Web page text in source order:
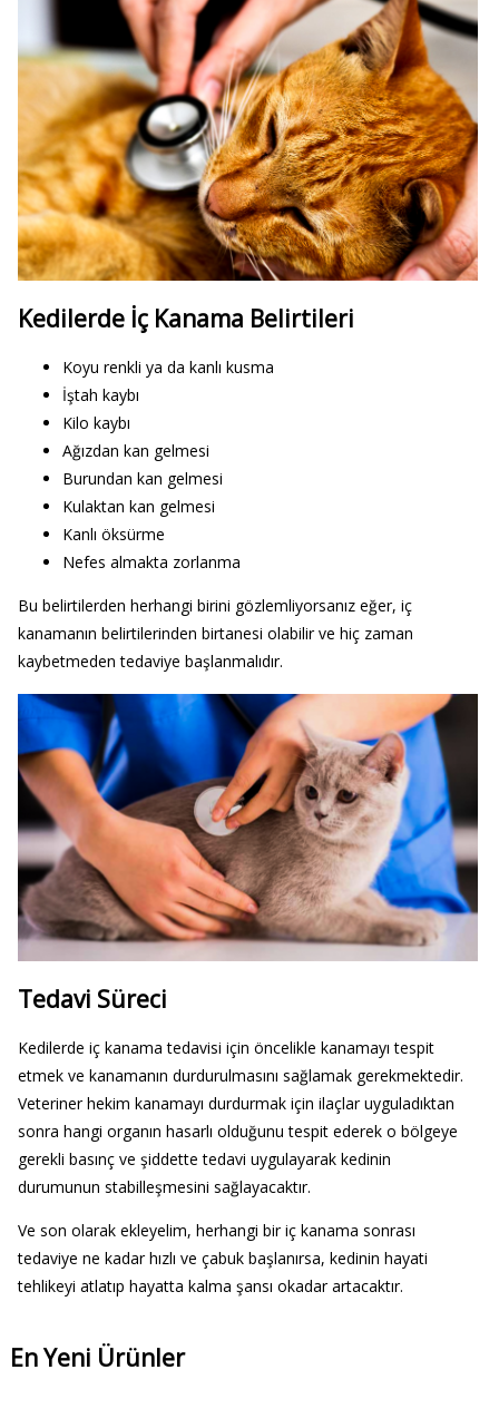
Kedilerde İç Kanama Belirtileri
Koyu renkli ya da kanlı kusma
İştah kaybı
Kilo kaybı
Ağızdan kan gelmesi
Burundan kan gelmesi
Kulaktan kan gelmesi
Kanlı öksürme
Nefes almakta zorlanma
Bu belirtilerden herhangi birini gözlemliyorsanız eğer, iç
kanamanın belirtilerinden birtanesi olabilir ve hiç zaman
kaybetmeden tedaviye başlanmalıdır.
Tedavi Süreci
Kedilerde iç kanama tedavisi için öncelikle kanamayı tespit
etmek ve kanamanın durdurulmasını sağlamak gerekmektedir.
Veteriner hekim kanamayı durdurmak için ilaçlar uyguladıktan
sonra hangi organın hasarlı olduğunu tespit ederek o bölgeye
gerekli basınç ve şiddette tedavi uygulayarak kedinin
durumunun stabilleşmesini sağlayacaktır.
Ve son olarak ekleyelim, herhangi bir iç kanama sonrası
tedaviye ne kadar hızlı ve çabuk başlanırsa, kedinin hayati
tehlikeyi atlatıp hayatta kalma şansı okadar artacaktır.
En Yeni Ürünler